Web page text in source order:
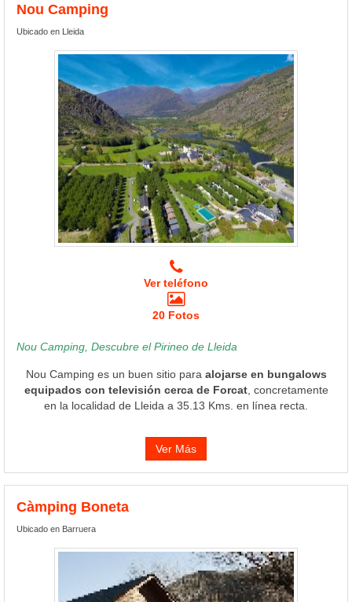
Nou Camping
Ubicado en Lleida
Ver teléfono
20 Fotos
Nou Camping, Descubre el Pirineo de Lleida
Nou Camping es un buen sitio para alojarse en bungalows
equipados con televisión cerca de Forcat, concretamente
en la localidad de Lleida a 35.13 Kms. en línea recta.
Ver Más
Càmping Boneta
Ubicado en Barruera